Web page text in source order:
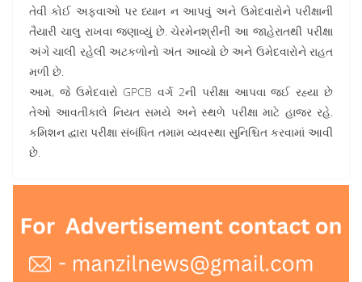
તેવી કોઈ અફવાઓ પર ધ્યાન ન આપવું અને ઉમેદવારોને પરીક્ષાની
તૈયારી ચાલુ રાખવા જણાવ્યું છે. ચેરમેનશ્રીની આ જાહેરાતથી પરીક્ષા
અંગે ચાલી રહેલી અટકળોનો અંત આવ્યો છે અને ઉમેદવારોને રાહત
મળી છે.
આમ, જે ઉમેદવારો GPCB વર્ગ 2ની પરીક્ષા આપવા જઈ રહ્યા છે
તેઓ આવતીકાલે નિયત સમયે અને સ્થળે પરીક્ષા માટે હાજર રહે.
કમિશન દ્વારા પરીક્ષા સંબંધિત તમામ વ્યવસ્થા સુનિશ્ચિત કરવામાં આવી
છે.